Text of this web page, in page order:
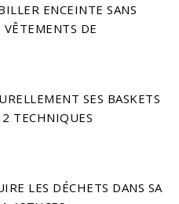
ENCEINTE SANS
VÊTEMENTS DE
SES BASKETS
TECHNIQUES
LES DÉCHETS DANS SA